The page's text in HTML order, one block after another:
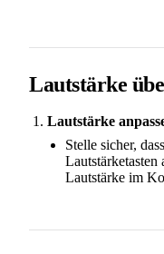
Lautstärke
Lautstärke
Stelle sicher,
Lautstärketasten
Lautstärke im